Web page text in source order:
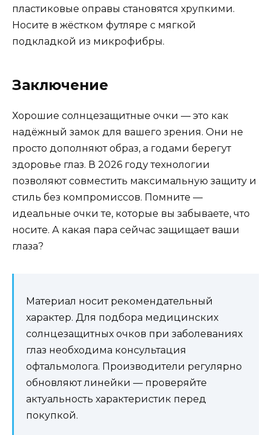
пластиковые оправы становятся хрупкими.
Носите в жёстком футляре с мягкой
подкладкой из микрофибры.
Заключение
Хорошие солнцезащитные очки — это как
надёжный замок для вашего зрения. Они не
просто дополняют образ, а годами берегут
здоровье глаз. В 2026 году технологии
позволяют совместить максимальную защиту и
стиль без компромиссов. Помните —
идеальные очки те, которые вы забываете, что
носите. А какая пара сейчас защищает ваши
глаза?
Материал носит рекомендательный
характер. Для подбора медицинских
солнцезащитных очков при заболеваниях
глаз необходима консультация
офтальмолога. Производители регулярно
обновляют линейки — проверяйте
актуальность характеристик перед
покупкой.